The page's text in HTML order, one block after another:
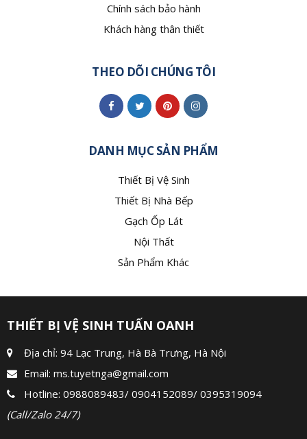
Chính sách bảo hành
Khách hàng thân thiết
THEO DÕI CHÚNG TÔI
DANH MỤC SẢN PHẨM
Thiết Bị Vệ Sinh
Thiết Bị Nhà Bếp
Gạch Ốp Lát
Nội Thất
Sản Phẩm Khác
THIẾT BỊ VỆ SINH TUẤN OANH
Địa chỉ: 94 Lạc Trung, Hà Bà Trưng, Hà Nội
Email: ms.tuyetnga@gmail.com
Hotline: 0988089483/ 0904152089/ 0395319094
(Call/Zalo 24/7)